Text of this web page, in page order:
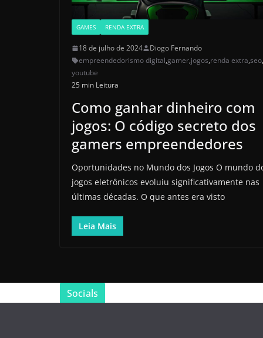
GAMES RENDA EXTRA
18 de julho de 2024
Diogo Fernando
empreendedorismo digital,gamer,jogos,renda extra,seo,
youtube
25 min Leitura
Como ganhar dinheiro com
jogos: O código secreto dos
gamers empreendedores
Oportunidades no Mundo dos Jogos O mundo
jogos eletrônicos evoluiu significativamente nas
últimas décadas. O que antes era visto
Leia Mais
Socials